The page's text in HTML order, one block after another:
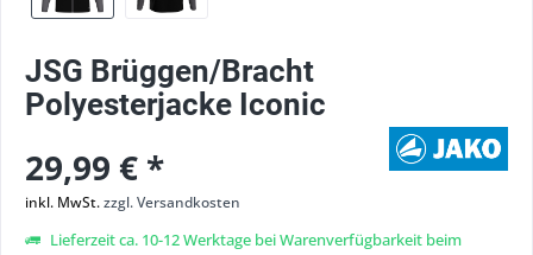
JSG Brüggen/Bracht
Polyesterjacke Iconic
29,99 € *
inkl. MwSt.zzgl. Versandkosten
Lieferzeit ca. 10-12 Werktage bei Warenverfügbarkeit beim